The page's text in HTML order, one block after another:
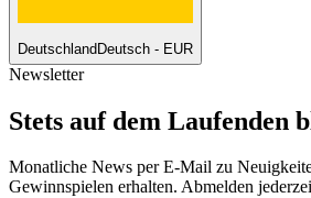
DeutschlandDeutsch - EUR
Newsletter
Stets auf dem Laufenden
Monatliche News per E-Mail zu
Gewinnspielen erhalten. Abmelden